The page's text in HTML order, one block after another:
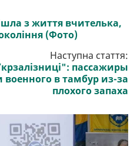
з життя вчителька,
(Фото)
Наступна стаття:
пассажиры
в тамбур из-за
плохого запаха